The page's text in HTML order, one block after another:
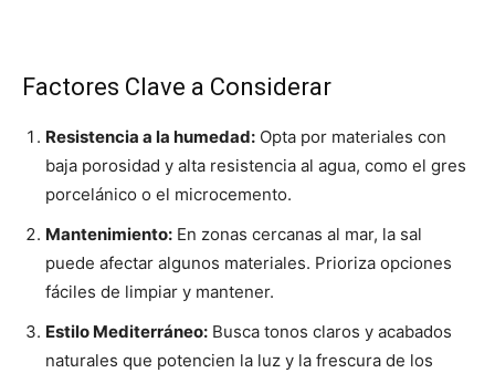
Factores Clave a Considerar
Resistencia a la humedad: Opta por materiales con
baja porosidad y alta resistencia al agua, como el gres
porcelánico o el microcemento.
Mantenimiento: En zonas cercanas al mar, la sal
puede afectar algunos materiales. Prioriza opciones
fáciles de limpiar y mantener.
Estilo Mediterráneo: Busca tonos claros y acabados
naturales que potencien la luz y la frescura de los